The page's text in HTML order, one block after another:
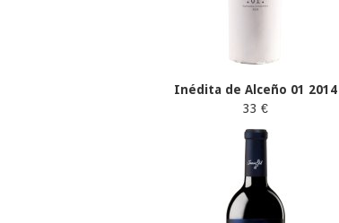
Inédita de Alceño 01 2014
33 €